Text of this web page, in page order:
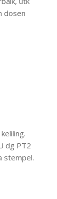
dosen
dg PT2
stempel.